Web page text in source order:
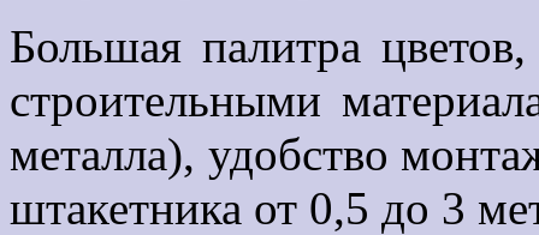
Большая палитра
строительными
металла), удобство
штакетника от 0,5 до 3